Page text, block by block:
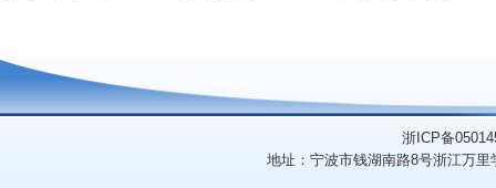
浙ICP备
地址：宁波市钱湖南路8号浙江万